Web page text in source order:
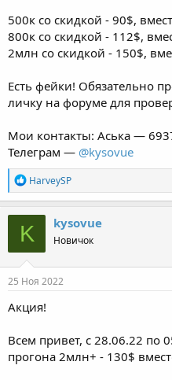
500к со скидкой - 90$,
800к со скидкой - 112$,
2млн со скидкой - 150$,
Есть фейки! Обязательно
личку на форуме для
Мои контакты: Аська —
Телеграм — @kysovue
Р
е
а
к
ц
и
и
:
HarveySP
K kysovue
Новичок
25 Ноя 2022
Акция!
Всем привет, с 28.06.22 по
прогона 2млн+ - 130$